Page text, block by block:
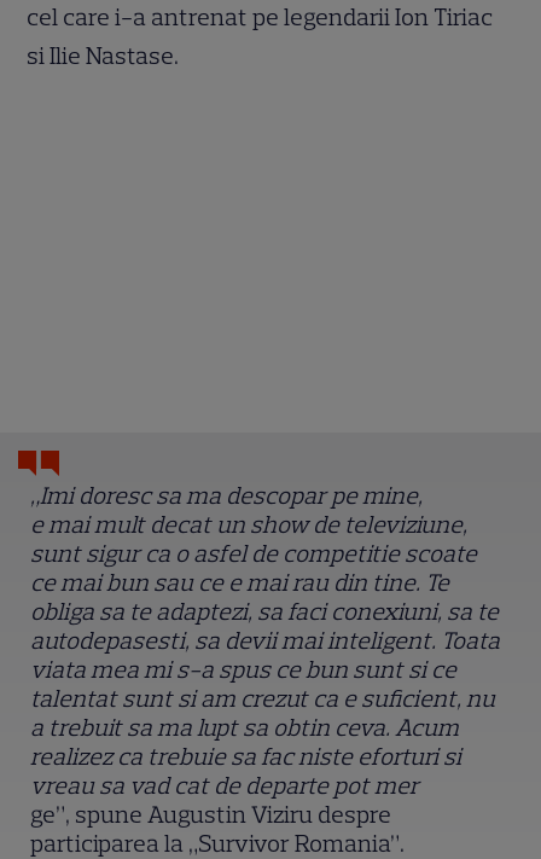
cel care i-a antrenat pe legendarii Ion Tiriac
si Ilie Nastase.
„Imi doresc sa ma descopar pe mine,
e mai mult decat un show de televiziune,
sunt sigur ca o asfel de competitie scoate
ce mai bun sau ce e mai rau din tine. Te
obliga sa te adaptezi, sa faci conexiuni, sa te
autodepasesti, sa devii mai inteligent. Toata
viata mea mi s-a spus ce bun sunt si ce
talentat sunt si am crezut ca e suficient, nu
a trebuit sa ma lupt sa obtin ceva. Acum
realizez ca trebuie sa fac niste eforturi si
vreau sa vad cat de departe pot mer
ge”, spune Augustin Viziru despre
participarea la „Survivor Romania”.